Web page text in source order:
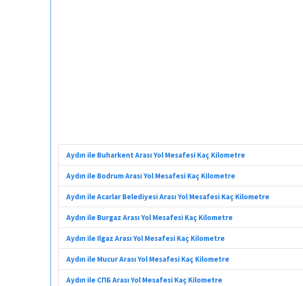
Aydın ile Buharkent Arası Yol Mesafesi Kaç Kilometre
Aydın ile Bodrum Arası Yol Mesafesi Kaç Kilometre
Aydın ile Acarlar Belediyesi Arası Yol Mesafesi Kaç Kilometre
Aydın ile Burgaz Arası Yol Mesafesi Kaç Kilometre
Aydın ile Ilgaz Arası Yol Mesafesi Kaç Kilometre
Aydın ile Mucur Arası Yol Mesafesi Kaç Kilometre
Aydın ile СПБ Arası Yol Mesafesi Kaç Kilometre